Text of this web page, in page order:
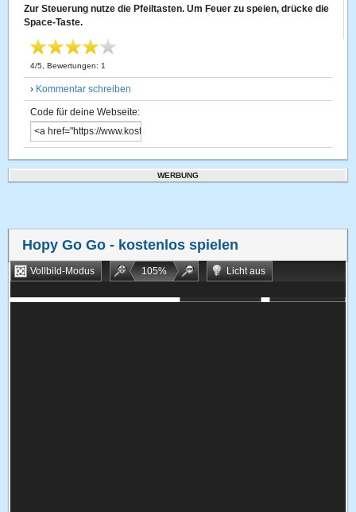
Zur Steuerung nutze die Pfeiltasten. Um Feuer zu speien, drücke die
Space-Taste.
4/5 , Bewertungen: 1
› Kommentar schreiben
Code für deine Webseite:
WERBUNG
Hopy Go Go - kostenlos spielen
Vollbild-Modus 105%
Licht aus